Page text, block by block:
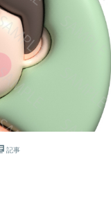
記事